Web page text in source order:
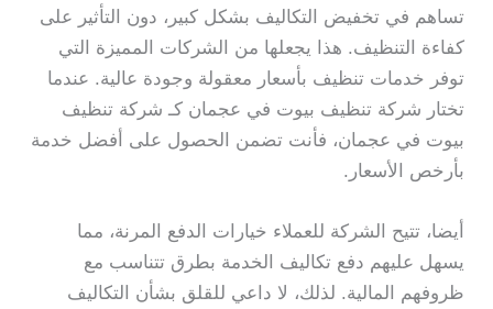
تساهم في تخفيض التكاليف بشكل كبير، دون التأثير على
كفاءة التنظيف. هذا يجعلها من الشركات المميزة التي
توفر خدمات تنظيف بأسعار معقولة وجودة عالية. عندما
تختار شركة تنظيف بيوت في عجمان كـ شركة تنظيف
بيوت في عجمان، فأنت تضمن الحصول على أفضل خدمة
بأرخص الأسعار.
أيضا، تتيح الشركة للعملاء خيارات الدفع المرنة، مما
يسهل عليهم دفع تكاليف الخدمة بطرق تتناسب مع
ظروفهم المالية. لذلك، لا داعي للقلق بشأن التكاليف